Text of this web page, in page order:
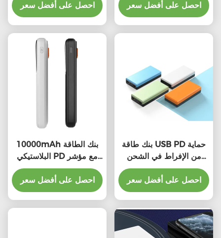
الشحن
احصل على أفضل سعر
احصل على أفضل سعر
10000mAh بنك الطاقة
البلاستيكي PD مع مؤشر
LED الشحن السريع
العالمي
احصل على أفضل سعر
بنك طاقة USB PD حماية
من الإفراط في الشحن
20000mAh بنك طاقة
الهواتف الذكية
احصل على أفضل سعر